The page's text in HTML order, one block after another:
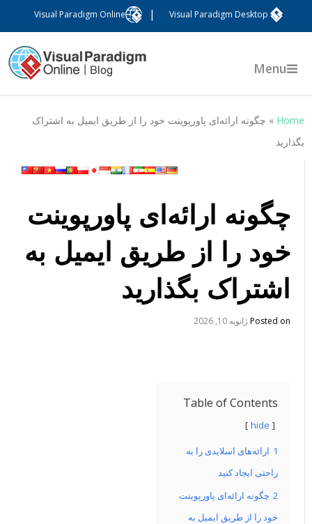
Visual Paradigm Desktop
Visual Paradigm Online
Menu
Home
» چگونه ارائه‌ای پاورپوینت خود را از طریق ایمیل به اشتراک
بگذارید
چگونه ارائه‌ای پاورپوینت
خود را از طریق ایمیل به
اشتراک بگذارید
Posted onژانویه 10, 2026
Table of Contents
hide
ارائه‌های اسلایدی را به
راحتی ایجاد کنید
چگونه ارائه‌ای پاورپوینت
خود را از طریق ایمیل به